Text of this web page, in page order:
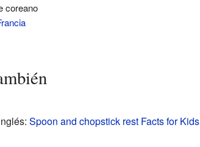
coreano
Spoon and chopstick rest Facts for Kids